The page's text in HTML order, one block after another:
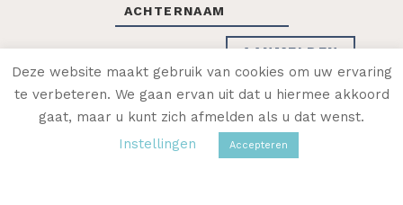
OF VOLG SANNY OP SOCIAL MEDIA
Deze website maakt gebruik van cookies om uw ervaring
te verbeteren. We gaan ervan uit dat u hiermee akkoord
gaat, maar u kunt zich afmelden als u dat wenst.
Instellingen
Accepteren